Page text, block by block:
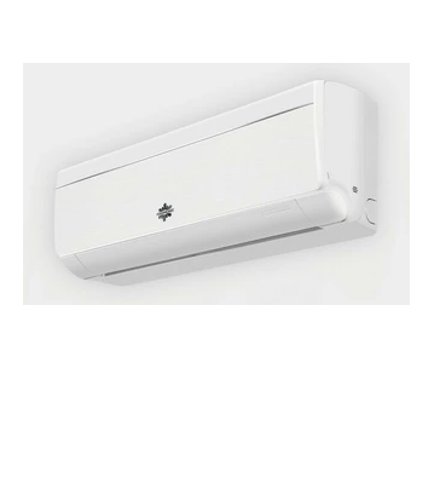
Hőszivattyúk
Üzemeltetés És
Karbantartás